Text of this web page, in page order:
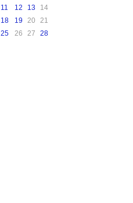
11 12 13
14
18 19 20
21
25 26 27
28